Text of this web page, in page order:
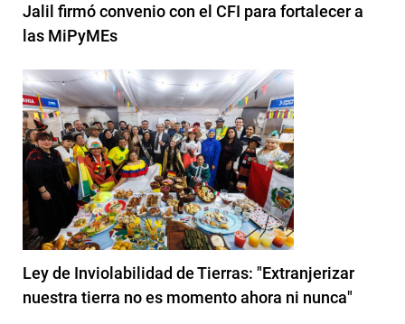
Jalil firmó convenio con el CFI para fortalecer a
las MiPyMEs
Ley de Inviolabilidad de Tierras: "Extranjerizar
nuestra tierra no es momento ahora ni nunca"